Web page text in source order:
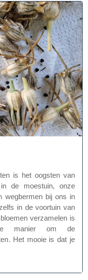
is het oogsten van
de moestuin, onze
wegbermen bij ons in
in de voortuin van
verzamelen is
manier om de
Het mooie is dat je
(en vaak minder
de herkomst niet altijd